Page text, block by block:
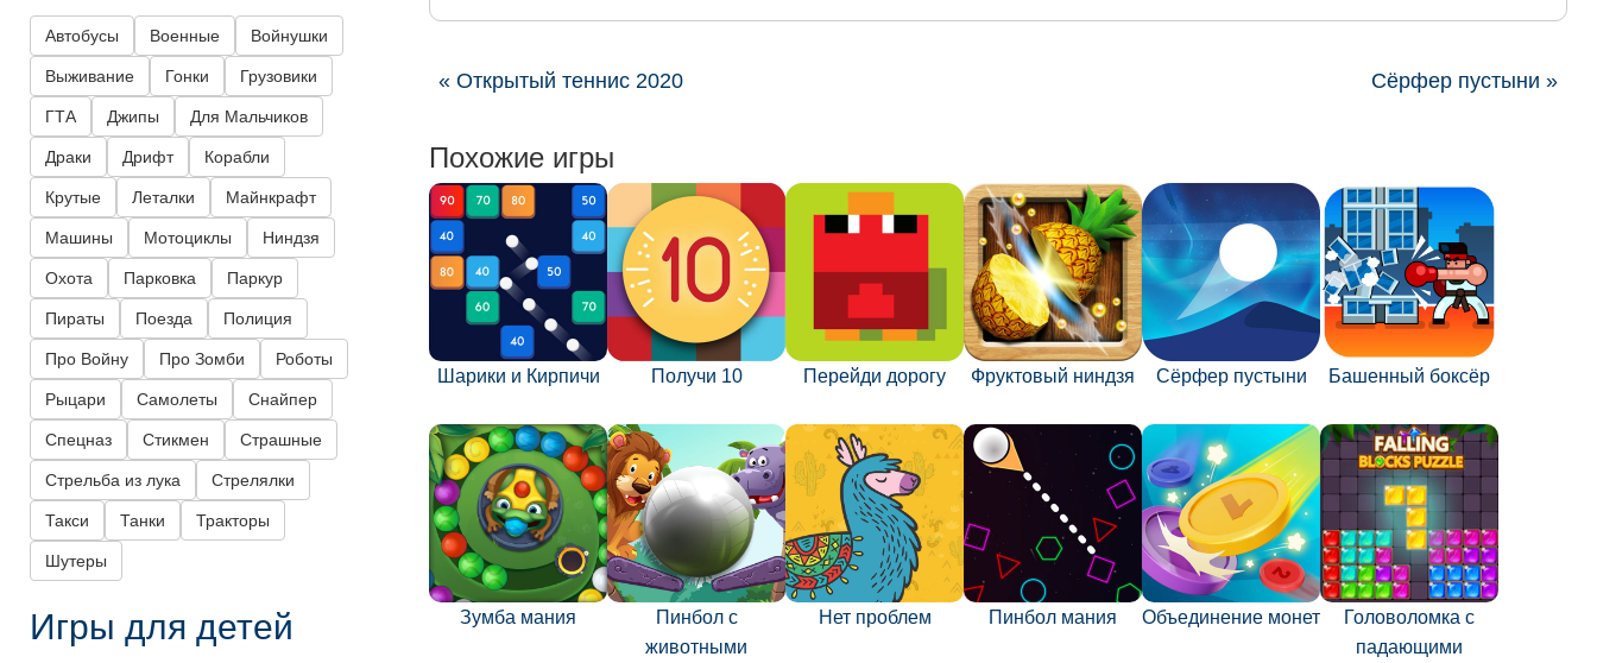
« Открытый теннис 2020 Сёрфер пустыни »
Похожие игры
Шарики и Кирпичи Получи 10 Перейди дорогу Фруктовый ниндзя Сёрфер пустыни Башенный боксёр
Зумба мания
Пинбол с
животными
Нет проблем Пинбол мания Объединение монет
Головоломка с
падающими
Автобусы Военные Войнушки
Выживание Гонки Грузовики
ГТА Джипы Для Мальчиков
Драки Дрифт Корабли
Крутые Леталки Майнкрафт
Машины Мотоциклы Ниндзя
Охота Парковка Паркур
Пираты Поезда Полиция
Про Войну Про Зомби Роботы
Рыцари Самолеты Снайпер
Спецназ Стикмен Страшные
Стрельба из лука Стрелялки
Такси Танки Тракторы
Шутеры
Игры для детей